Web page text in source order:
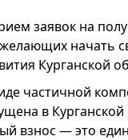
заявок на
начать
Курганской
частичной
в
взнос — это